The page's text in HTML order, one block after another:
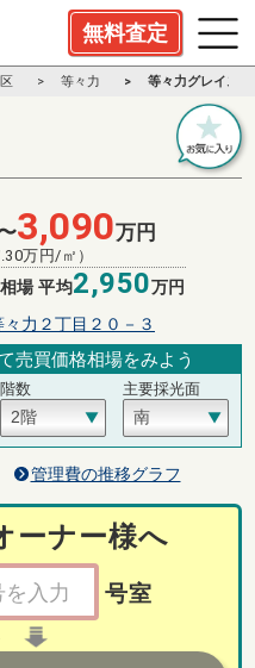
無料査定
等々力 等々力グレイス
3,090万円
万円/㎡）
場 平均2,950万円
力２丁目２０－３
売買価格相場をみよう
階数 主要採光面
管理費の推移グラフ
ーナー様へ
号室